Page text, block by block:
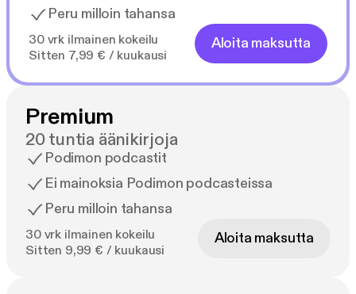
Peru milloin tahansa
30 vrk ilmainen kokeilu
Sitten 7,99 € / kuukausi
Aloita maksutta
Premium
20 tuntia äänikirjoja
Podimon podcastit
Ei mainoksia Podimon podcasteissa
Peru milloin tahansa
30 vrk ilmainen kokeilu
Sitten 9,99 € / kuukausi
Aloita maksutta